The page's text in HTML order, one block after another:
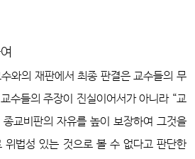
와의 재판에서 최종 판결은 교수들의 무
수들의 주장이 진실이어서가 아니라 “교
교비판의 자유를 높이 보장하여 그것을
위법성 있는 것으로 볼 수 없다고 판단한